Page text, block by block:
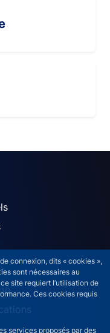
connexion, dits « cookies »,
sont nécessaires au
site requiert l’utilisation de
Ces cookies requis
services proposés par des